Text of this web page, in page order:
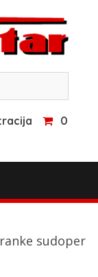
0
sudoper